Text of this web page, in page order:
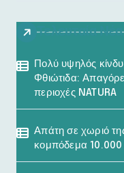
Τελευταία Νέα
Πολύ υψηλός
Φθιώτιδα:
περιοχές NATURA
Απάτη σε χωριό
κομπόδεμα